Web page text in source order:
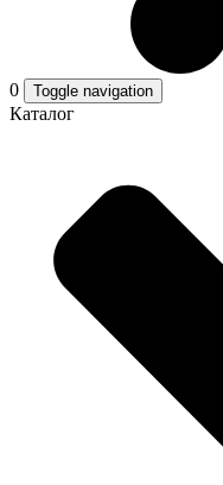
0 Toggle navigation
Каталог